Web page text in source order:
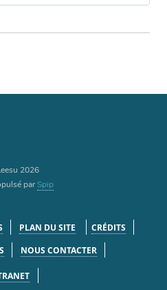
2026
parSpip
PLAN DU SITE
CRÉDITS
NOUS CONTACTER